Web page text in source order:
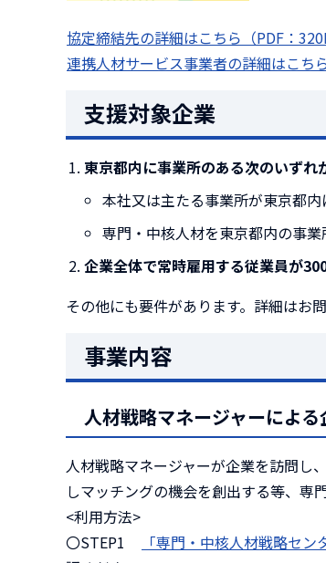
協定締結先の詳細はこちら（PDF：
連携人材サービス事業者の詳細はこち
支援対象企業
東京都内に事業所のある次のいず
本社又は主たる事業所が東京都
専門・中核人材を東京都内の事
企業全体で常時雇用する従業員が
その他にも要件があります。詳細はお
事業内容
人材戦略マネージャーによる
人材戦略マネージャーが企業を訪問し
しマッチングの機会を創出する等、専
<利用方法>
〇STEP1
「専門・中核人材戦略セ